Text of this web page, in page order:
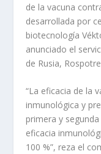
de la vacuna
desarrollada por
biotecnología
anunciado el
de Rusia,
“La eficacia de la
inmunológica y
primera y
eficacia
100 %”, reza el